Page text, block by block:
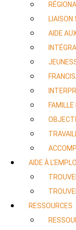
LIAISON
AIDE
AIDE À L’EMPLOI
RESSOURCES